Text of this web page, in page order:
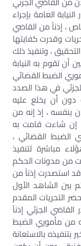
العامة بإجراء
، إذناً من القاضي
وقدرت كفايتها
، وتنفيذ ذلك
أن تقوم به النيابة
الضبط القضائي
في هذا الصدد
دون أن يخلع عليه
بنفسه ، إذ إنه من
إن شاءت قامت به
الضبط القضائي ،
مباشرة لتنفيذ
من مدونات الحكم
قد استصدرت إذناً من
بين الشاهد الأول
التحريات المقدم
الجزئي إذناً
من مأموري الضبط
بتنفيذه بالاستعانة